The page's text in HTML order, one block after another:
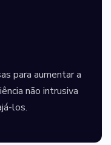
para aumentar a
não intrusiva
los.